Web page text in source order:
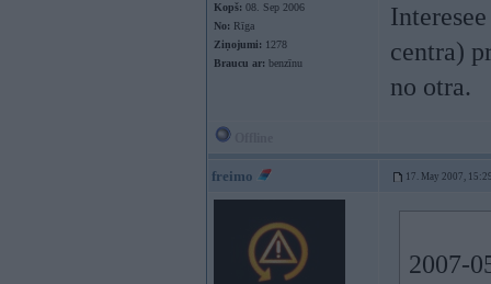
Kopš: 08. Sep 2006
No: Rīga
Ziņojumi: 1278
Braucu ar: benzīnu
centra)
no otra.
freimo 17. May 2007,
2007-